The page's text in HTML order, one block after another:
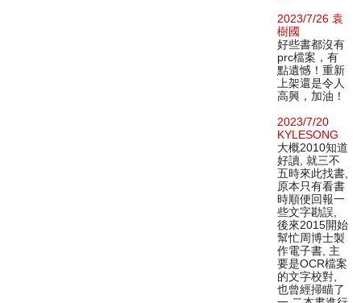
2023/7/26 袁
樹國
好些書都沒有
prc檔案，有
點遺憾！重新
上架還是令人
高興，加油！
2023/7/20
KYLESONG
大概2010知道
好讀, 就三不
五時來此找書,
原本只有看書
時順便回報一
些文字勘誤,
後來2015開始
幫忙周博士製
作電子書, 主
要是OCR檔案
的文字校對,
也曾經掃瞄了